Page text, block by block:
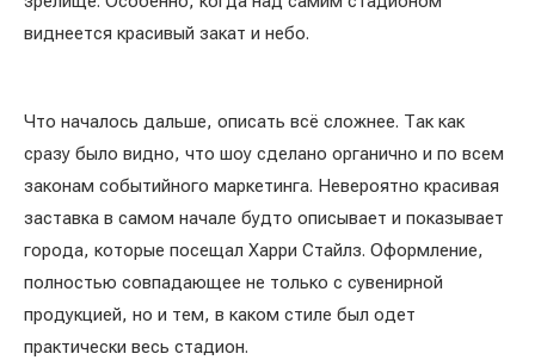
виднеется красивый закат и небо.
Что началось дальше, описать всё сложнее. Так как
сразу было видно, что шоу сделано органично и по всем
законам событийного маркетинга. Невероятно красивая
заставка в самом начале будто описывает и показывает
города, которые посещал Харри Стайлз. Оформление,
полностью совпадающее не только с сувенирной
продукцией, но и тем, в каком стиле был одет
практически весь стадион.